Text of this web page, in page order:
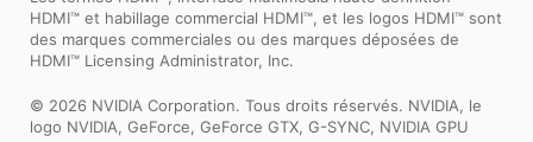
HDMI™ et habillage commercial HDMI™, et les logos HDMI™ sont
des marques commerciales ou des marques déposées de
HDMI™ Licensing Administrator, Inc.
© 2026 NVIDIA Corporation. Tous droits réservés. NVIDIA, le
logo NVIDIA, GeForce, GeForce GTX, G-SYNC, NVIDIA GPU